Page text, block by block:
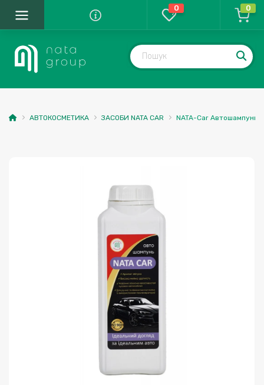
0 0
АВТОКОСМЕТИКА ЗАСОБИ NATA CAR NATA-Car Автошампунь